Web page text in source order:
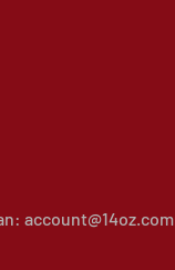
account@14oz.com